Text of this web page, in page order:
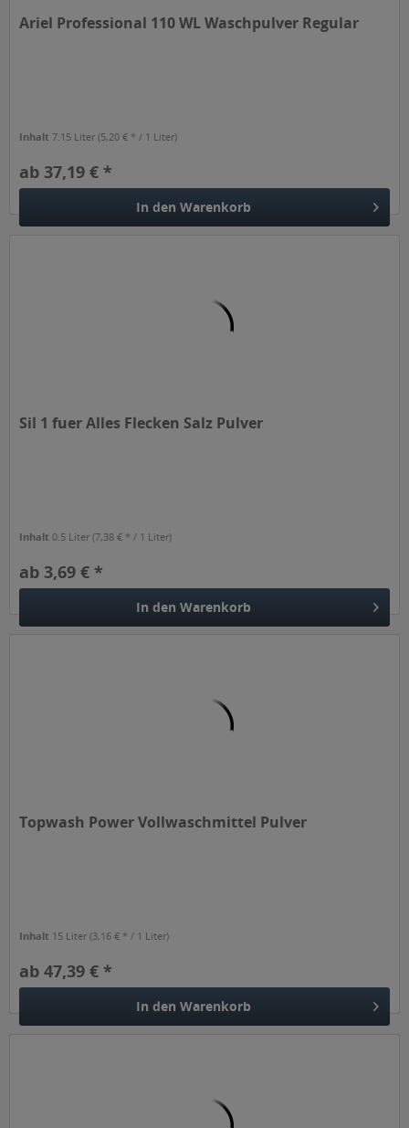
Ariel Professional 110 WL Waschpulver Regular
Inhalt7.15 Liter(5,20 € * / 1 Liter)
ab 37,19 € *
In den Warenkorb
Sil 1 fuer Alles Flecken Salz Pulver
Inhalt0.5 Liter(7,38 € * / 1 Liter)
ab 3,69 € *
In den Warenkorb
Topwash Power Vollwaschmittel Pulver
Inhalt 15 Liter(3,16 € * / 1 Liter)
ab 47,39 € *
In den Warenkorb